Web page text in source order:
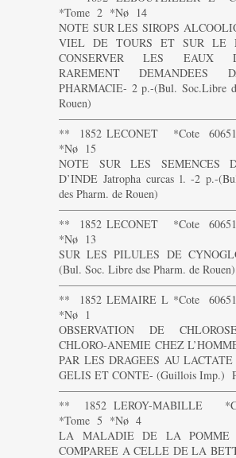
*Tome 2 *Nø 14
NOTE SUR LES SIROPS
VIEL DE TOURS ET SUR LE
CONSERVER LES EAUX
RAREMENT DEMANDEES
PHARMACIE- 2 p.-(Bul. Soc.Libre
Rouen)
** 1852 LECONET *Cote
*Nø 15
NOTE SUR LES SEMENCES
D’INDE Jatropha curcas l. -2 p.-
des Pharm. de Rouen)
** 1852 LECONET *Cote
*Nø 13
SUR LES PILULES DE
(Bul. Soc. Libre dse Pharm. de Rouen)
** 1852 LEMAIRE L *Cote
*Nø 1
OBSERVATION DE
CHLORO-ANEMIE CHEZ
PAR LES DRAGEES AU
GELIS ET CONTE- (Guillois Imp.)
** 1852 LEROY-MABILLE
*Tome 5 *Nø 4
LA MALADIE DE LA POMME
COMPAREE A CELLE DE LA